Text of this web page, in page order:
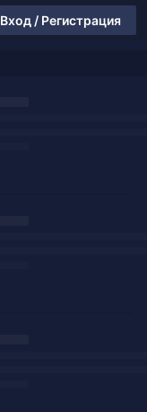
Вход / Регистрация